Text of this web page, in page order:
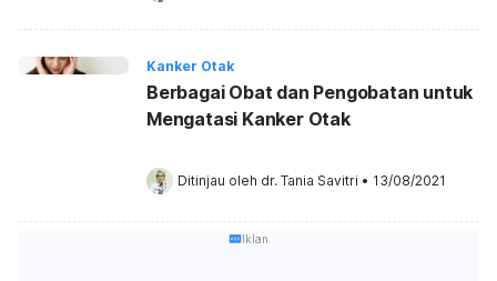
Kanker Otak
Berbagai Obat dan Pengobatan untuk
Mengatasi Kanker Otak
Ditinjau oleh dr. Tania Savitri • 13/08/2021
Iklan